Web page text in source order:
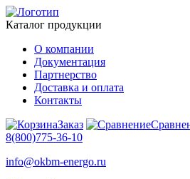
Каталог продукции
О компании
Документация
Партнерство
Доставка и оплата
Контакты
Заказ
8(800)775-36-10
info@okbm-energo.ru